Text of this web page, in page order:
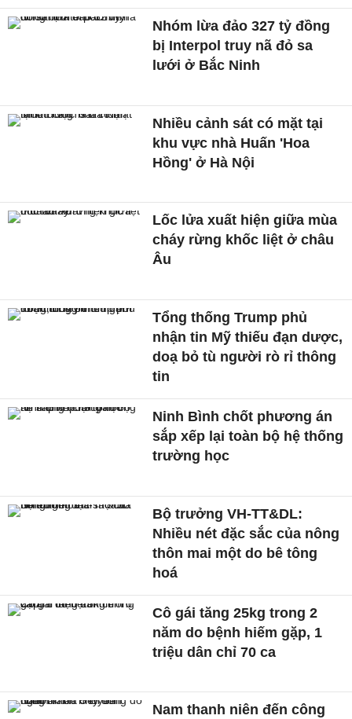
Nhóm lừa đảo 327 tỷ đồng
bị Interpol truy nã đỏ sa
lưới ở Bắc Ninh
Nhiều cảnh sát có mặt tại
khu vực nhà Huấn 'Hoa
Hồng' ở Hà Nội
Lốc lửa xuất hiện giữa mùa
cháy rừng khốc liệt ở châu
Âu
Tổng thống Trump phủ
nhận tin Mỹ thiếu đạn dược,
doạ bỏ tù người rò rỉ thông
tin
Ninh Bình chốt phương án
sắp xếp lại toàn bộ hệ thống
trường học
Bộ trưởng VH-TT&DL:
Nhiều nét đặc sắc của nông
thôn mai một do bê tông
hoá
Cô gái tăng 25kg trong 2
năm do bệnh hiếm gặp, 1
triệu dân chỉ 70 ca
Nam thanh niên đến công